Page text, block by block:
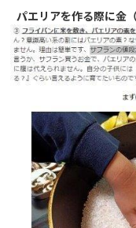
パエリアを作る際に金